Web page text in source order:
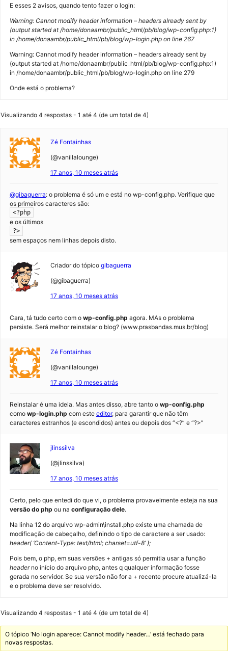
E esses 2 avisos, quando tento fazer o login:
Warning: Cannot modify header information – headers already sent by
(output started at /home/donaambr/public_html/pb/blog/wp-config.php:1)
in /home/donaambr/public_html/pb/blog/wp-login.php on line 267
Warning: Cannot modify header information – headers already sent by
(output started at /home/donaambr/public_html/pb/blog/wp-config.php:1)
in /home/donaambr/public_html/pb/blog/wp-login.php on line 279
Onde está o problema?
Visualizando 4 respostas - 1 até 4 (de um total de 4)
Zé Fontainhas
(@vanillalounge)
17 anos, 10 meses atrás
@gibaguerra: o problema é só um e está no wp-config.php. Verifique que
os primeiros caracteres são:
<?php
e os últimos
?>
sem espaços nem linhas depois disto.
Criador do tópico gibaguerra
(@gibaguerra)
17 anos, 10 meses atrás
Cara, tá tudo certo com o wp-config.php agora. MAs o problema
persiste. Será melhor reinstalar o blog? (www.prasbandas.mus.br/blog)
Zé Fontainhas
(@vanillalounge)
17 anos, 10 meses atrás
Reinstalar é uma ideia. Mas antes disso, abre tanto o wp-config.php
como wp-login.php com este editor, para garantir que não têm
caracteres estranhos (e escondidos) antes ou depois dos “<?” e “?>”
jlinssilva
(@jlinssilva)
17 anos, 10 meses atrás
Certo, pelo que entedi do que vi, o problema provavelmente esteja na sua
versão do php ou na configuração dele.
Na linha 12 do arquivo wp-admin\install.php existe uma chamada de
modificação de cabeçalho, definindo o tipo de caractere a ser usado:
header( ‘Content-Type: text/html; charset=utf-8’ );
Pois bem, o php, em suas versões + antigas só permitia usar a função
header no início do arquivo php, antes q qualquer informação fosse
gerada no servidor. Se sua versão não for a + recente procure atualizá-la
e o problema deve ser resolvido.
Visualizando 4 respostas - 1 até 4 (de um total de 4)
O tópico ‘No login aparece: Cannot modify header…’ está fechado para
novas respostas.